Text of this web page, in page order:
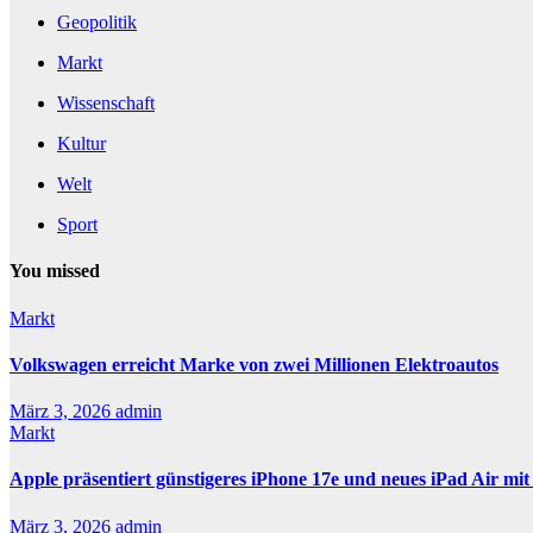
Geopolitik
Markt
Wissenschaft
Kultur
Welt
Sport
You missed
Markt
Volkswagen erreicht Marke von zwei Millionen Elektroautos
März 3, 2026 admin
Markt
Apple präsentiert günstigeres iPhone 17e und neues iPad Air
März 3, 2026 admin